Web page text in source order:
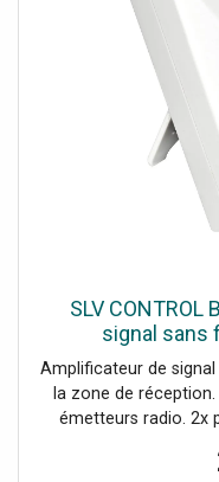
SLV CONTROL
signal sans
Amplificateur de
la zone de
émetteurs radio. 2x
BY TRUST, Couleur: